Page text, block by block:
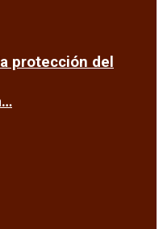
protección del